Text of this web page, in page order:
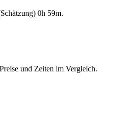
0h 59m.
und Zeiten im Vergleich.